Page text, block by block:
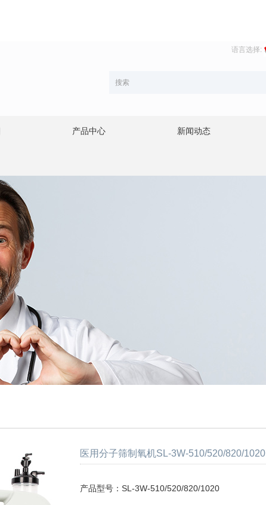
语言选择:
产品中心 新闻动态
医用分子筛制氧机SL-3W-510/520/820/1020
产品型号：SL-3W-510/520/820/1020